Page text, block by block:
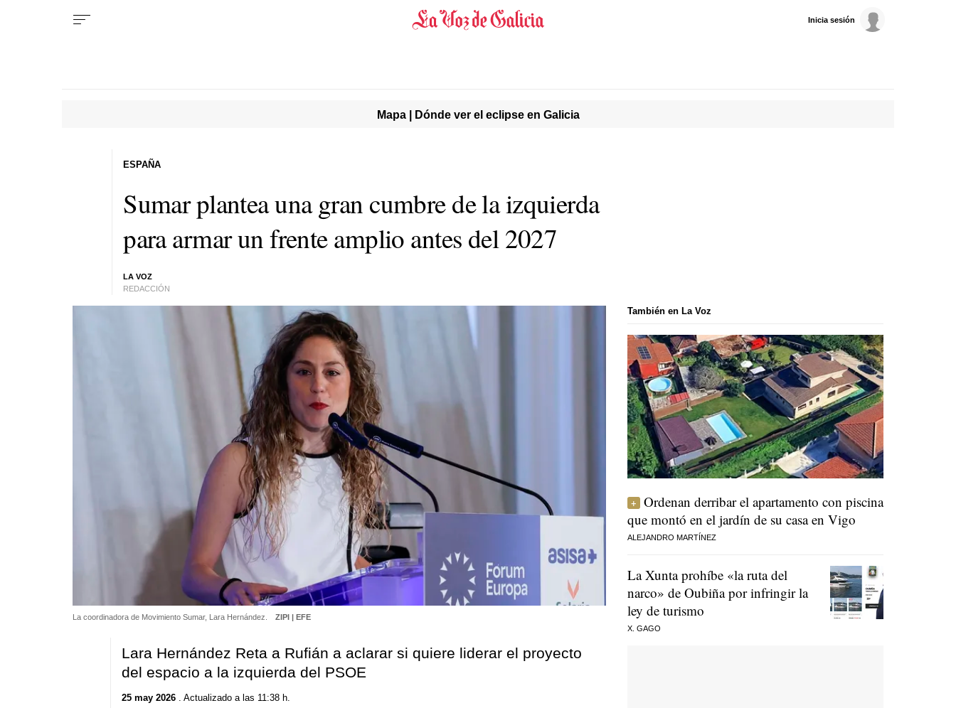
Inicia sesión
Mapa | Dónde ver el eclipse en Galicia
Sumar plantea una gran cumbre de la izquierda
para armar un frente amplio antes del 2027
LA VOZ
REDACCIÓN
ESPAÑA
La coordinadora de Movimiento Sumar, Lara Hernández. ZIPI | EFE
Lara Hernández Reta a Rufián a aclarar si quiere liderar el proyecto
del espacio a la izquierda del PSOE
25 may 2026. Actualizado a las 11:38 h.
También en La Voz
Ordenan derribar el apartamento con piscina
que montó en el jardín de su casa en Vigo
ALEJANDRO MARTÍNEZ
La Xunta prohíbe «la ruta del
narco» de Oubiña por infringir la
ley de turismo
X. GAGO